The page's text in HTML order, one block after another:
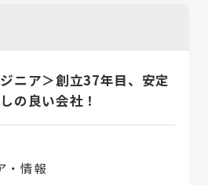
ニア＞創立37年目、安定
の良い会社！
・情報